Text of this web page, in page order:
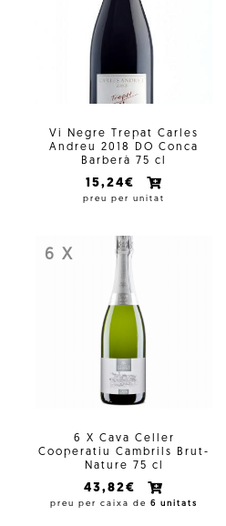
Vi Negre Trepat Carles
Andreu 2018 DO Conca
Barberà 75 cl
15,24€
preu per unitat
6 X
6 X Cava Celler
Cooperatiu Cambrils Brut-
Nature 75 cl
43,82€
preu per caixa de 6 unitats